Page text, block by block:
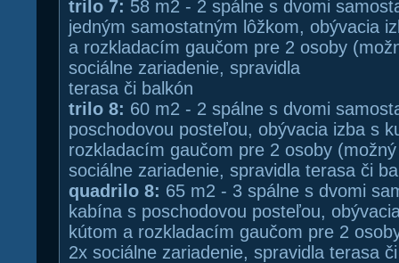
trilo 7: 58 m2 - 2 spálne s dvomi
jedným samostatným lôžkom, obývacia
a rozkladacím gaučom pre 2 osoby
sociálne zariadenie, spravidla
terasa či balkón
trilo 8: 60 m2 - 2 spálne s dvomi
poschodovou posteľou, obývacia izba s
rozkladacím gaučom pre 2 osoby
sociálne zariadenie, spravidla terasa či
quadrilo 8: 65 m2 - 3 spálne s dvomi
kabína s poschodovou posteľou,
kútom a rozkladacím gaučom pre 2
2x sociálne zariadenie, spravidla terasa